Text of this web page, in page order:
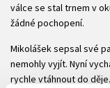
válce se stal trnem v
žádné pochopení.
Mikolášek sepsal své
nemohly vyjít. Nyní
rychle vtáhnout do